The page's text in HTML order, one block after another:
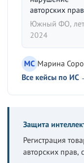
авторских прав
Южный ФО,
2024
МС Марина
Все кейсы по ИС
Защита
Регистрация
авторских